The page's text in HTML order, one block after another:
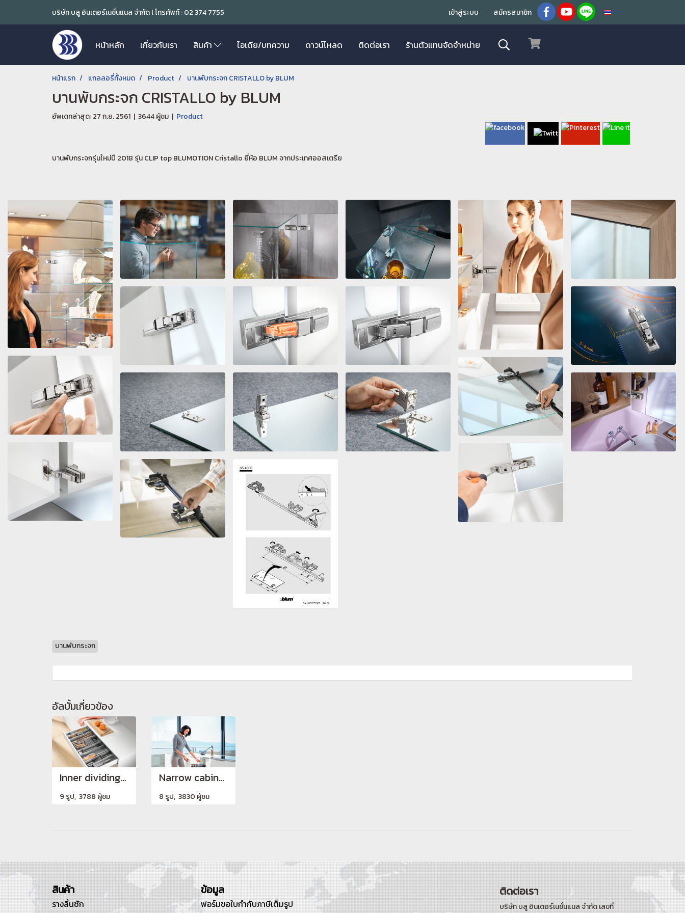
บริษัท บลู อินเตอร์เนชั่นแนล จำกัด l โทรศัพท์ : 02 374 7755 เข้าสู่ระบบ สมัครสมาชิก TH
หน้าหลัก เกี่ยวกับเรา สินค้า ไอเดีย/บทความ ดาวน์โหลด ติดต่อเรา ร้านตัวแทนจัดจำหน่าย
หน้าแรก แกลลอรี่ทั้งหมด Product บานพับกระจก CRISTALLO by BLUM
บานพับกระจก CRISTALLO by BLUM
อัพเดทล่าสุด: 27 ก.ย. 2561 | 3644 ผู้ชม | Product
บานพับกระจกรุ่นใหม่ปี 2018 รุ่น CLIP top BLUMOTION Cristallo ยี่ห้อ BLUM จากประเทศออสเตรีย
บานพับกระจก
อัลบั้มเกี่ยวข้อง
Inner dividing systems
9 รูป, 3788 ผู้ชม
Narrow cabinets
8 รูป, 3830 ผู้ชม
สินค้า
รางลิ้นชัก
ข้อมูล
ฟอร์มขอใบกำกับภาษีเต็มรูป
ติดต่อเรา
บริษัท บลู อินเตอร์เนชั่นแนล จำกัด เลขที่